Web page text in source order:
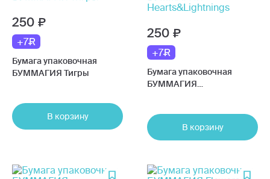
250
+7
Бумага упаковочная
БУММАГИЯ Тигры
В корзину
250
+7
Бумага упаковочная
БУММАГИЯ
В корзину